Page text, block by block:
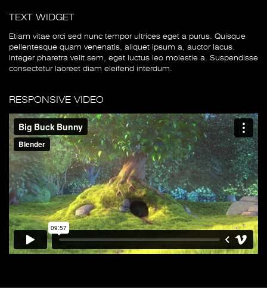
TEXT WIDGET
Etiam vitae orci sed nunc tempor ultrices eget a purus. Quisque
pellentesque quam venenatis, aliquet ipsum a, auctor lacus.
Integer pharetra velit sem, eget luctus leo molestie a. Suspendisse
consectetur laoreet diam eleifend interdum.
RESPONSIVE VIDEO